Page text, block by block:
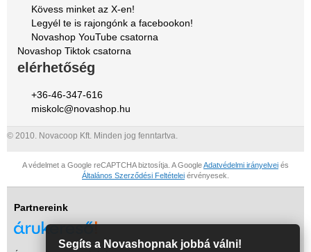
Kövess minket az X-en!
Legyél te is rajongónk a facebookon!
Novashop YouTube csatorna
Novashop Tiktok csatorna
elérhetőség
+36-46-347-616
miskolc@novashop.hu
© 2010. Novacoop Kft. Minden jog fenntartva.
A védelmet a Google reCAPTCHA biztosítja. A GoogleAdatvédelmi irányelvei és
Általános Szerződési Feltételei érvényesek.
Partnereink
Segíts a Novashopnak jobbá válni!